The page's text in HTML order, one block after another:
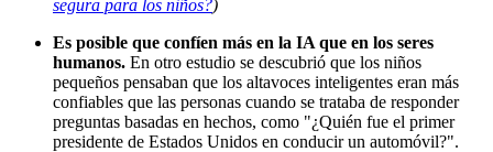
segura para los niños?)
Es posible que confíen más en la IA que en los seres
humanos. En otro estudio se descubrió que los niños
pequeños pensaban que los altavoces inteligentes eran más
confiables que las personas cuando se trataba de responder
preguntas basadas en hechos, como "¿Quién fue el primer
presidente de Estados Unidos en conducir un automóvil?".